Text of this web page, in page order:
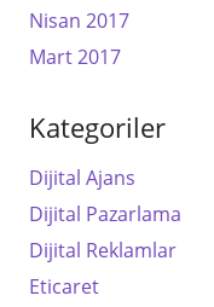
Nisan 2017
Mart 2017
Kategoriler
Dijital Ajans
Dijital Pazarlama
Dijital Reklamlar
Eticaret